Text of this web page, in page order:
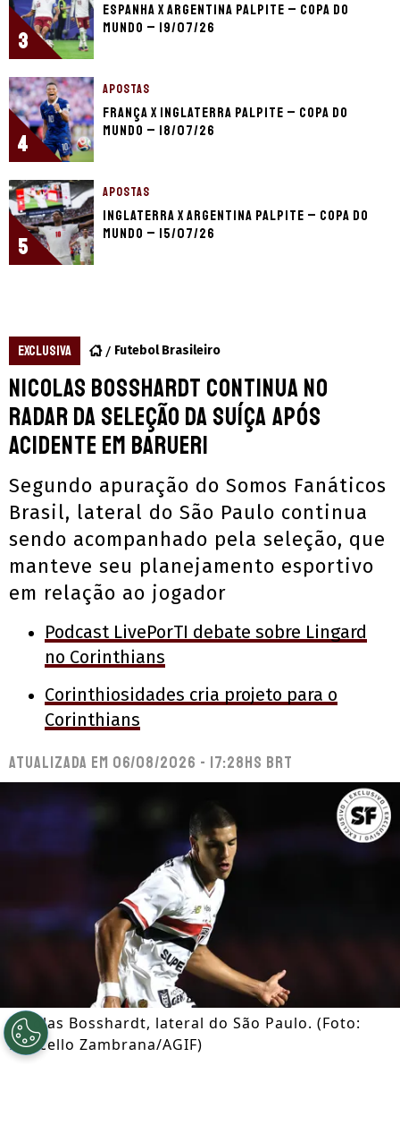
3
Espanha x Argentina palpite – Copa do
Mundo – 19/07/26
4
APOSTAS
França x Inglaterra palpite – Copa do
Mundo – 18/07/26
5
APOSTAS
Inglaterra x Argentina palpite – Copa do
Mundo – 15/07/26
EXCLUSIVA Futebol Brasileiro
Nicolas Bosshardt continua no
radar da seleção da Suíça após
acidente em Barueri
Segundo apuração do Somos Fanáticos
Brasil, lateral do São Paulo continua
sendo acompanhado pela seleção, que
manteve seu planejamento esportivo
em relação ao jogador
Podcast LivePorTI debate sobre Lingard
no Corinthians
Corinthiosidades cria projeto para o
Corinthians
Atualizada em 06/08/2026 - 17:28hs BRT
Nicolas Bosshardt, lateral do São Paulo. (Foto:
Marcello Zambrana/AGIF)